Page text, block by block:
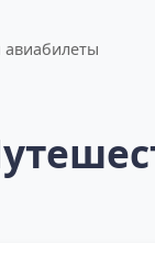
авиабилеты